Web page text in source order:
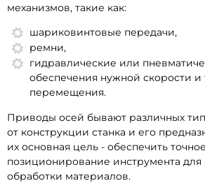
механизмов, такие как:
шариковинтовые передачи,
ремни,
гидравлические или
обеспечения нужной скорости и
перемещения.
Приводы осей бывают различных
от конструкции станка и его
их основная цель - обеспечить точное
позиционирование инструмента для
обработки материалов.